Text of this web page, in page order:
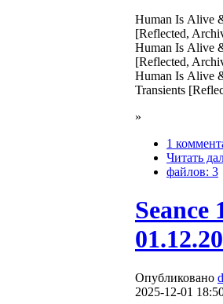
Human Is Alive
[Reflected,
Human Is Alive
[Reflected,
Human Is Alive
Transients
»
1
Читать
файлов: 3
Seance
Опубликовано
2025-12-01